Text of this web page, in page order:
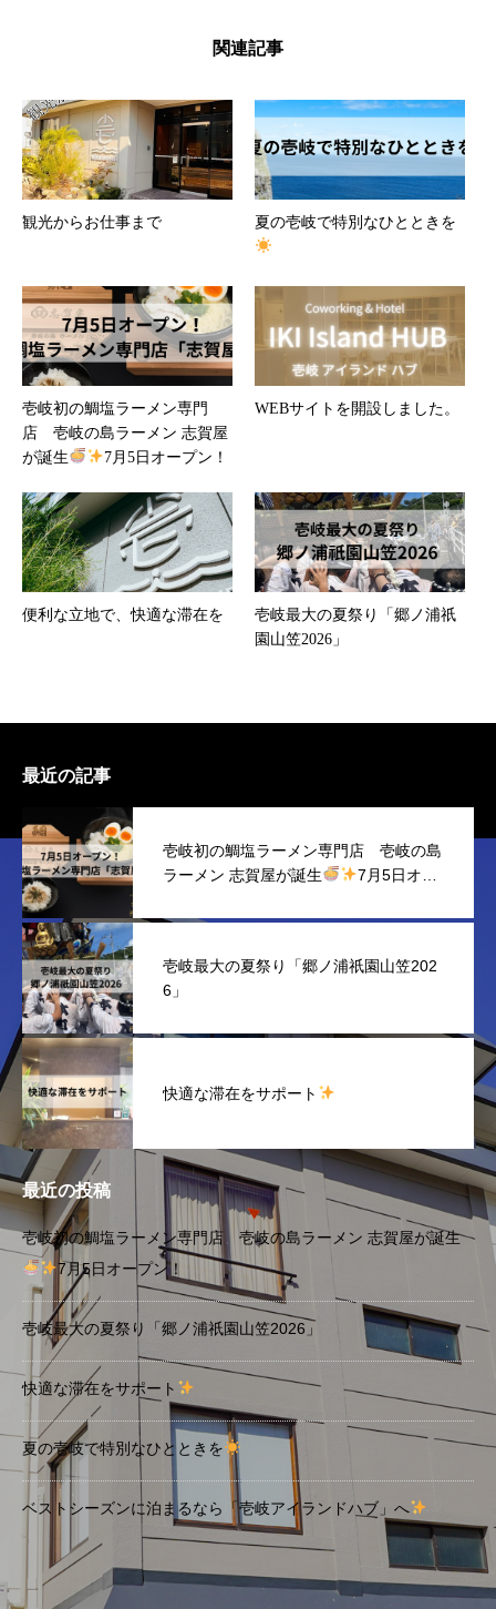
関連記事
観光からお仕事まで 夏の壱岐で特別なひとときを
壱岐初の鯛塩ラーメン専門
店 壱岐の島ラーメン 志賀屋
が誕生
7月5日オープン！
WEBサイトを開設しました。
便利な立地で、快適な滞在を
壱岐最大の夏祭り「郷ノ浦祇
園山笠2026」
最近の記事
壱岐初の鯛塩ラーメン専門店 壱岐の島
ラーメン 志賀屋が誕生
7月5日オー
壱岐最大の夏祭り「郷ノ浦祇園山笠202
6」
快適な滞在をサポート
最近の投稿
壱岐初の鯛塩ラーメン専門店 壱岐の島ラーメン 志賀屋が誕生
7月5日オープン！
壱岐最大の夏祭り「郷ノ浦祇園山笠2026」
快適な滞在をサポート
夏の壱岐で特別なひとときを
ベストシーズンに泊まるなら「壱岐アイランドハブ」へ